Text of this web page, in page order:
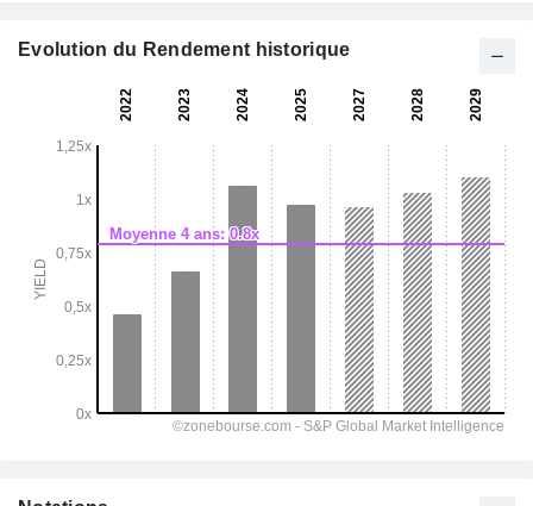
Evolution du Rendement historique